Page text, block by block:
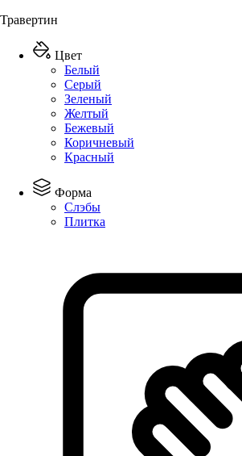
Травертин
Цвет
Белый
Серый
Зеленый
Желтый
Бежевый
Коричневый
Красный
Форма
Слэбы
Плитка